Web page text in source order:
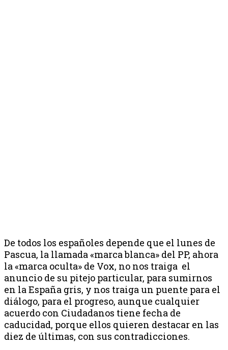
De todos los españoles depende que el lunes de
Pascua, la llamada «marca blanca» del PP, ahora
la «marca oculta» de Vox, no nos traiga el
anuncio de su pitejo particular, para sumirnos
en la España gris, y nos traiga un puente para el
diálogo, para el progreso, aunque cualquier
acuerdo con Ciudadanos tiene fecha de
caducidad, porque ellos quieren destacar en las
diez de últimas, con sus contradicciones.